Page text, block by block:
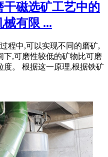
磁选矿工艺中的
有限 ...
程中,可以实现不同的磨矿,
下,可磨性较低的矿物比可磨
度。 根据这一原理,根据铁矿